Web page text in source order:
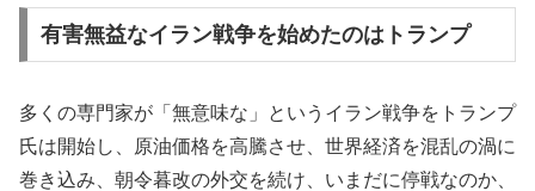
有害無益なイラン戦争を始めたのはトランプ
多くの専門家が「無意味な」というイラン戦争をトランプ
氏は開始し、原油価格を高騰させ、世界経済を混乱の渦に
巻き込み、朝令暮改の外交を続け、いまだに停戦なのか、